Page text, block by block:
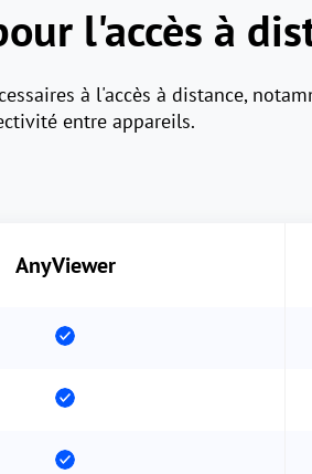
l'accès à
à l'accès à distance,
entre appareils.
AnyViewer